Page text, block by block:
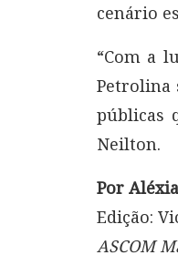
cenário
“Com a
Petrolina
públicas
Neilton.
Por
Edição:
ASCOM